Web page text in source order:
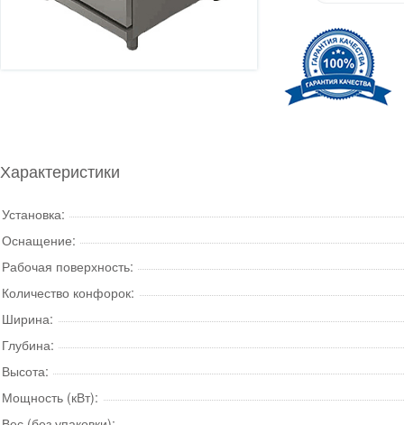
Характеристики
Установка:
Оснащение:
Рабочая поверхность:
Количество конфорок:
Ширина:
Глубина:
Высота:
Мощность (кВт):